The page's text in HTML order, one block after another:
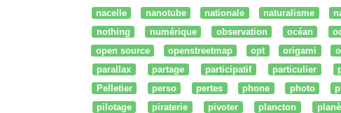
nacelle
nanotube nationale naturalisme
nothing
numérique observation océan
open source
openstreetmap opt origami
parallax
partage participatif particulier
Pelletier
perso pertes phone photo
pilotage
piraterie pivoter plancton